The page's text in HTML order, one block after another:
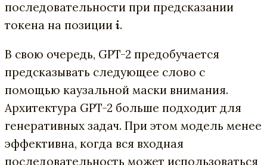
последовательности при предсказании
токена на позиции i.
В свою очередь, GPT-2 предобучается
предсказывать следующее слово с
помощью каузальной маски внимания.
Архитектура GPT-2 больше подходит для
генеративных задач. При этом модель менее
эффективна, когда вся входная
последовательность может использоваться